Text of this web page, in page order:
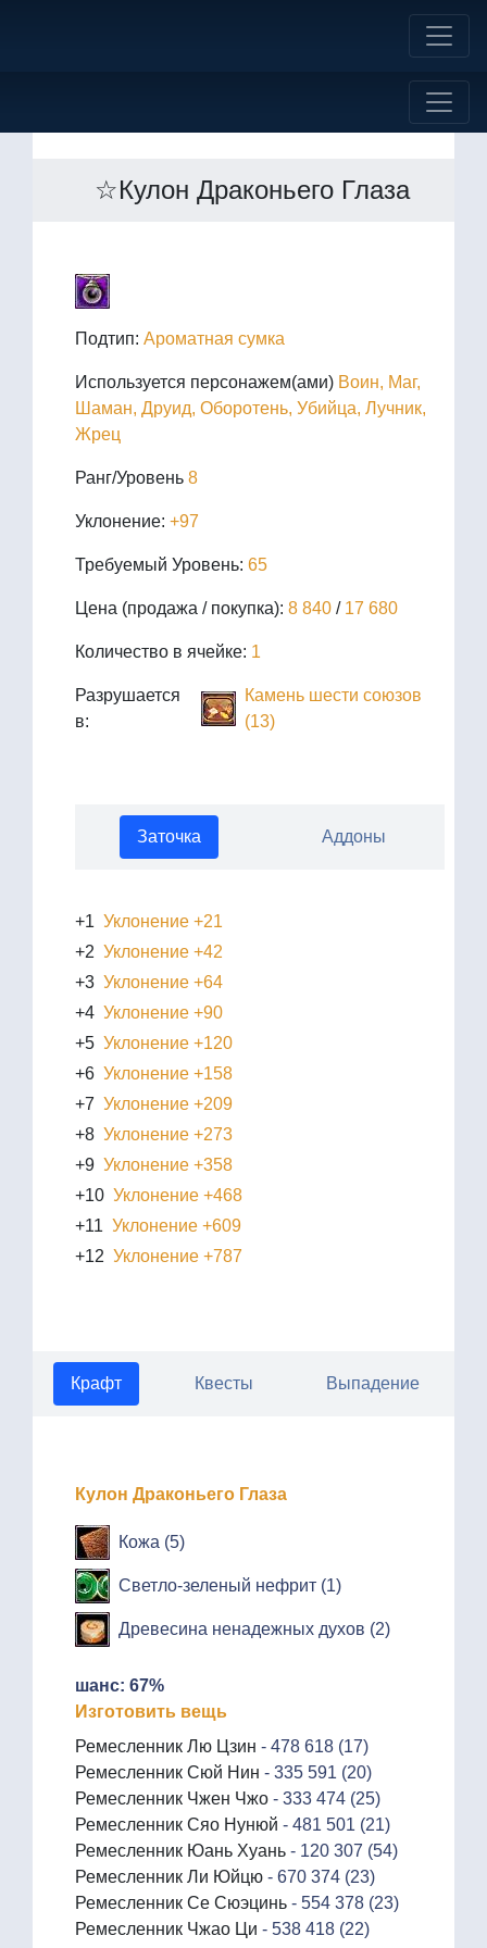
☆Кулон Драконьего Глаза
Подтип: Ароматная сумка
Используется персонажем(ами) Воин, Маг,
Шаман, Друид, Оборотень, Убийца, Лучник,
Жрец
Ранг/Уровень 8
Уклонение: +97
Требуемый Уровень: 65
Цена (продажа / покупка): 8 840 / 17 680
Количество в ячейке: 1
Разрушается
в:
Камень шести союзов
(13)
Заточка Аддоны
+1 Уклонение +21
+2 Уклонение +42
+3 Уклонение +64
+4 Уклонение +90
+5 Уклонение +120
+6 Уклонение +158
+7 Уклонение +209
+8 Уклонение +273
+9 Уклонение +358
+10 Уклонение +468
+11 Уклонение +609
+12 Уклонение +787
Крафт Квесты Выпадение
Кулон Драконьего Глаза
Кожа (5)
Светло-зеленый нефрит (1)
Древесина ненадежных духов (2)
шанс: 67%
Изготовить вещь
Ремесленник Лю Цзин - 478 618 (17)
Ремесленник Сюй Нин - 335 591 (20)
Ремесленник Чжен Чжо - 333 474 (25)
Ремесленник Сяо Нунюй - 481 501 (21)
Ремесленник Юань Хуань - 120 307 (54)
Ремесленник Ли Юйцю - 670 374 (23)
Ремесленник Се Сюэцинь - 554 378 (23)
Ремесленник Чжао Ци - 538 418 (22)